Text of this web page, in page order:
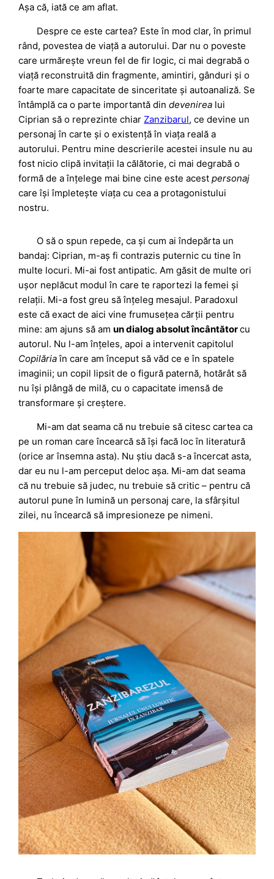
Așa că, iată ce am aflat.
Despre ce este cartea? Este în mod clar, în primul
rând, povestea de viață a autorului. Dar nu o poveste
care urmărește vreun fel de fir logic, ci mai degrabă o
viață reconstruită din fragmente, amintiri, gânduri și o
foarte mare capacitate de sinceritate și autoanaliză. Se
întâmplă ca o parte importantă dindevenirea lui
Ciprian să o reprezinte chiarZanzibarul, ce devine un
personaj în carte și o existență în viața reală a
autorului. Pentru mine descrierile acestei insule nu au
fost nicio clipă invitații la călătorie, ci mai degrabă o
formă de a înțelege mai bine cine este acestpersonaj
care își împletește viața cu cea a protagonistului
nostru.
O să o spun repede, ca și cum ai îndepărta un
bandaj: Ciprian, m-aș fi contrazis puternic cu tine în
multe locuri. Mi-ai fost antipatic. Am găsit de multe ori
ușor neplăcut modul în care te raportezi la femei și
relații. Mi-a fost greu să înțeleg mesajul. Paradoxul
este că exact de aici vine frumusețea cărții pentru
mine: am ajuns să amun dialog absolut încântătorcu
autorul. Nu l-am înțeles, apoi a intervenit capitolul
Copilăriaîn care am început să văd ce e în spatele
imaginii; un copil lipsit de o figură paternă, hotărât să
nu își plângă de milă, cu o capacitate imensă de
transformare și creștere.
Mi-am dat seama că nu trebuie să citesc cartea ca
pe un roman care încearcă să își facă loc în literatură
(orice ar însemna asta). Nu știu dacă s-a încercat asta,
dar eu nu l-am perceput deloc așa. Mi-am dat seama
că nu trebuie să judec, nu trebuie să critic – pentru că
autorul pune în lumină un personaj care, la sfârșitul
zilei, nu încearcă să impresioneze pe nimeni.